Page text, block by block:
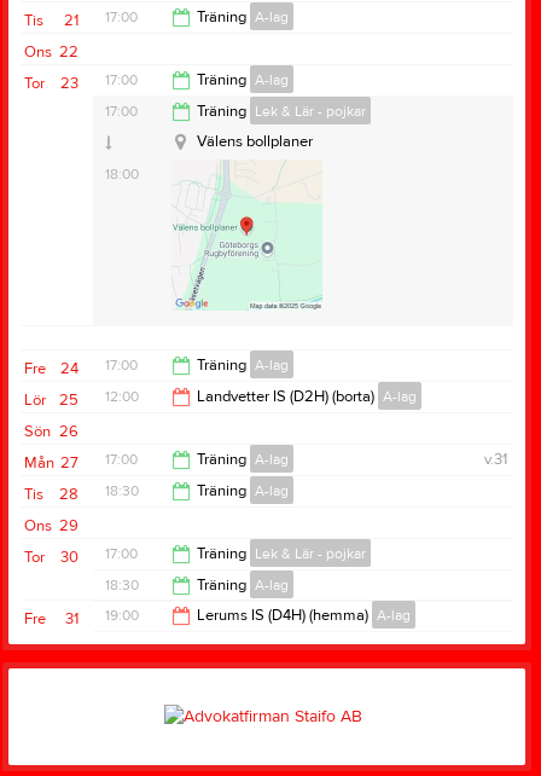
14:00
21
Tis 17:00 Träning A-lag
18:30
22
Ons
23
Tor 17:00 Träning A-lag
18:30
Välens bollplaner
17:00 Träning Lek & Lär - pojkar
18:00
Välens bollplaner
24
Fre 17:00 Träning A-lag
25
Lör 12:00 Landvetter IS (D2H) (borta) A-lag
14:00
26
Sön
27
Mån v.31
17:00 Träning A-lag
28
Tis 18:30 Träning A-lag
20:00
29
Ons
30
Tor 17:00 Träning Lek & Lär - pojkar
18:00
18:30 Träning A-lag
20:00
31
Fre 19:00 Lerums IS (D4H) (hemma) A-lag
21:00